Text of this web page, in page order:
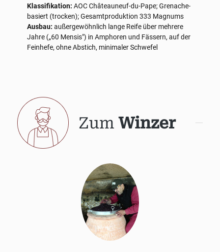
Klassifikation: AOC Châteauneuf-du-Pape; Grenache-
basiert (trocken); Gesamtproduktion 333 Magnums
Ausbau: außergewöhnlich lange Reife über mehrere
Jahre („60 Mensis") in Amphoren und Fässern, auf der
Feinhefe, ohne Abstich, minimaler Schwefel
Zum Winzer